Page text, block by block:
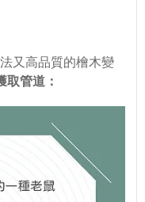
又高品質的檜木變
取管道：